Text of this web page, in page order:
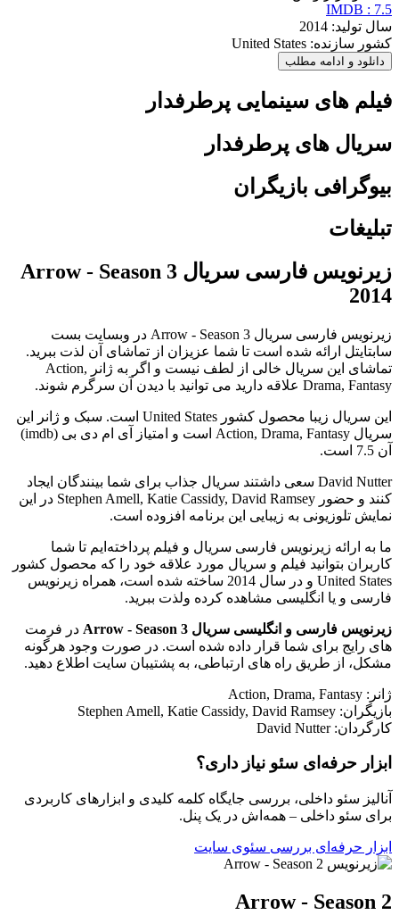
IMDB : 7.5
سال تولید: 2014
کشور سازنده: United States
دانلود و ادامه مطلب
فیلم های سینمایی پرطرفدار
سریال های پرطرفدار
بیوگرافی بازیگران
تبلیغات
زیرنویس فارسی سریال Arrow - Season 3
2014
زیرنویس فارسی سریال Arrow - Season 3 در وبسایت بست
سابتایتل ارائه شده است تا شما عزیزان از تماشای آن لذت ببرید.
تماشای این سریال خالی از لطف نیست و اگر به ژانر Action,
Drama, Fantasy علاقه دارید می توانید با دیدن آن سرگرم شوند.
این سریال زیبا محصول کشور United States است. سبک و ژانر این
سریال Action, Drama, Fantasy است و امتیاز آی ام دی بی (imdb)
آن 7.5 است.
David Nutter سعی داشتند سریال جذاب برای شما بینندگان ایجاد
کنند و حضور Stephen Amell, Katie Cassidy, David Ramsey در این
نمایش تلوزیونی به زیبایی این برنامه افزوده است.
ما به ارائه زیرنویس فارسی سریال و فیلم پرداخته‌ایم تا شما
کاربران بتوانید فیلم و سریال مورد علاقه خود را که محصول کشور
United States و در سال 2014 ساخته شده است، همراه زیرنویس
فارسی و یا انگلیسی مشاهده کرده ولذت ببرید.
زیرنویس فارسی و انگلیسی سریال Arrow - Season 3
در فرمت
های رایج برای شما قرار داده شده است. در صورت وجود هرگونه
مشکل، از طریق راه های ارتباطی، به پشتیبان سایت اطلاع دهید.
ژانر: Action, Drama, Fantasy
بازیگران: Stephen Amell, Katie Cassidy, David Ramsey
کارگردان: David Nutter
ابزار حرفه‌ای سئو نیاز داری؟
آنالیز سئو داخلی، بررسی جایگاه کلمه کلیدی و ابزارهای کاربردی
برای سئو داخلی – همه‌اش در یک پنل.
ابزار حرفه‌ای بررسی سئوی سایت
Arrow - Season 2